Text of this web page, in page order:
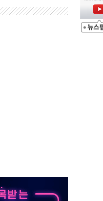
전투 활용